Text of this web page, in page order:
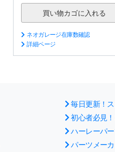
ネオガレージ在庫数確認
詳細ページ
毎日更新！
初心者必見
ハーレーパ
パーツメー